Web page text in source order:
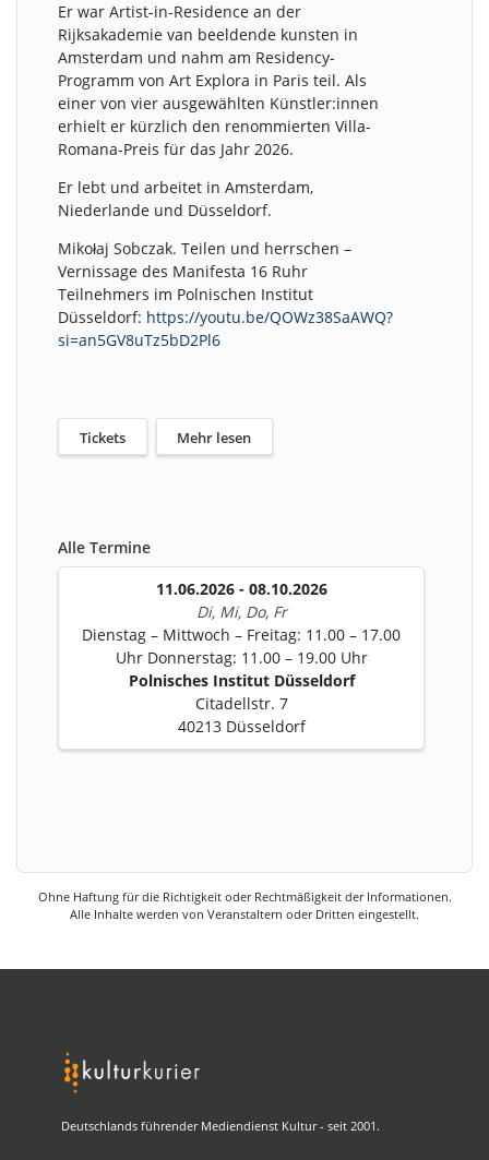
Er war Artist-in-Residence an der
Rijksakademie van beeldende kunsten in
Amsterdam und nahm am Residency-
Programm von Art Explora in Paris teil. Als
einer von vier ausgewählten Künstler:innen
erhielt er kürzlich den renommierten Villa-
Romana-Preis für das Jahr 2026.
Er lebt und arbeitet in Amsterdam,
Niederlande und Düsseldorf.
Mikołaj Sobczak. Teilen und herrschen –
Vernissage des Manifesta 16 Ruhr
Teilnehmers im Polnischen Institut
Düsseldorf: https://youtu.be/QOWz38SaAWQ?
si=an5GV8uTz5bD2Pl6
Tickets Mehr lesen
Alle Termine
11.06.2026 - 08.10.2026
Di, Mi, Do, Fr
Dienstag – Mittwoch – Freitag: 11.00 – 17.00
Uhr Donnerstag: 11.00 – 19.00 Uhr
Polnisches Institut Düsseldorf
Citadellstr. 7
40213 Düsseldorf
Ohne Haftung für die Richtigkeit oder Rechtmäßigkeit der Informationen.
Alle Inhalte werden von Veranstaltern oder Dritten eingestellt.
Deutschlands führender Mediendienst Kultur - seit 2001.